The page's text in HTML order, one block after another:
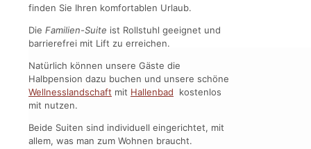
finden Sie Ihren komfortablen Urlaub.
Die Familien-Suite ist Rollstuhl geeignet und
barrierefrei mit Lift zu erreichen.
Natürlich können unsere Gäste die
Halbpension dazu buchen und unsere schöne
Wellnesslandschaft mit Hallenbad kostenlos
mit nutzen.
Beide Suiten sind individuell eingerichtet, mit
allem, was man zum Wohnen braucht.